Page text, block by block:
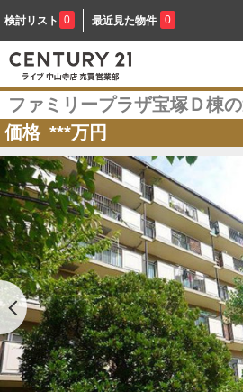
検討リスト 0 最近見た物件 0
ファミリープラザ宝塚Ｄ棟
価格 ***万円